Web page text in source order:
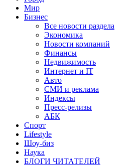
Мир
Бизнес
Все новости раздела
Экономика
Новости компаний
Финансы
Недвижимость
Интернет и IT
Авто
СМИ и реклама
Индексы
Пресс-релизы
АБК
Спорт
Lifestyle
Шоу-биз
Наука
БЛОГИ ЧИТАТЕЛЕЙ